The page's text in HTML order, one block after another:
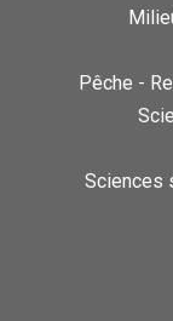
Pêche -
Sciences